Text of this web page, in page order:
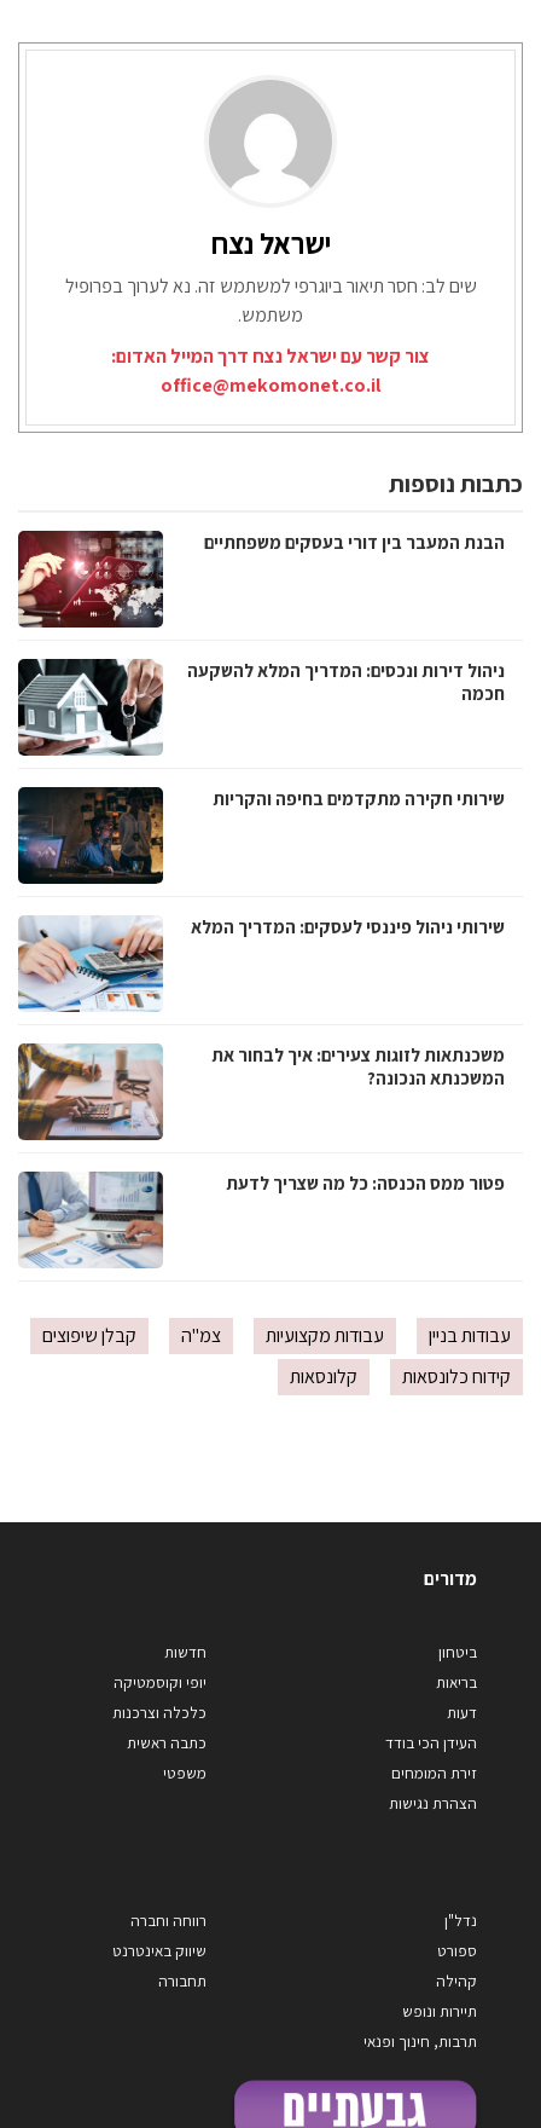
ישראל נצח
שים לב: חסר תיאור ביוגרפי למשתמש זה. נא לערוך בפרופיל
משתמש.
צור קשר עם ישראל נצח דרך המייל האדום:
office@mekomonet.co.il
כתבות נוספות
הבנת המעבר בין דורי בעסקים משפחתיים
ניהול דירות ונכסים: המדריך המלא להשקעה
חכמה
שירותי חקירה מתקדמים בחיפה והקריות
שירותי ניהול פיננסי לעסקים: המדריך המלא
משכנתאות לזוגות צעירים: איך לבחור את
המשכנתא הנכונה?
פטור ממס הכנסה: כל מה שצריך לדעת
עבודות בניין עבודות מקצועיות צמ"ה
קבלן שיפוצים
קידוח כלונסאות
קלונסאות
מדורים
ביטחון
בריאות
דעות
העידן הכי בודד
זירת המומחים
הצהרת נגישות
חדשות
יופי וקוסמטיקה
כלכלה וצרכנות
כתבה ראשית
משפטי
נדל"ן
ספורט
קהילה
תיירות ונופש
תרבות, חינוך ופנאי
רווחה וחברה
שיווק באינטרנט
תחבורה